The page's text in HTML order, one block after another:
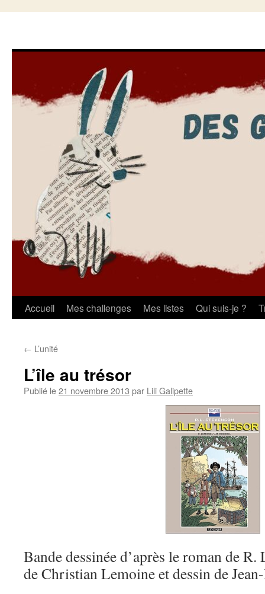
Aller
contenu
Accueil Mes challenges Mes listes Qui suis-je ?
← L’unité
L’île au trésor
Publié le21 novembre 2013 par Lili Galipette
Bande dessinée d’après le roman de
de Christian Lemoine et dessin de